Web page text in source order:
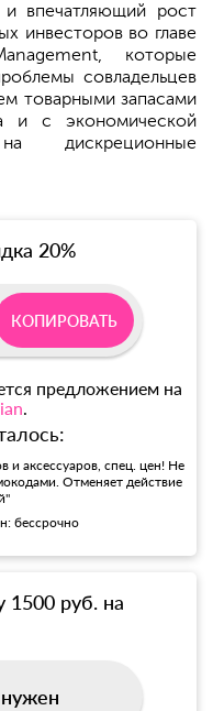
и впечатляющий рост
инвесторов во главе
которые
совладельцев
товарными запасами
и с экономической
дискреционные
20%
КОПИРОВАТЬ
предложением на
.
и аксессуаров, спец. цен! Не
Отменяет действие
бессрочно
1500 руб. на